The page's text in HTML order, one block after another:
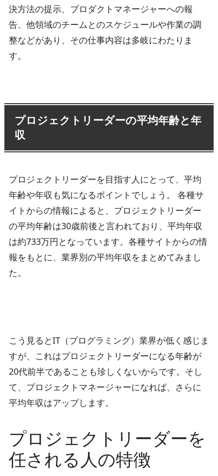
決方法の提示、プロダクトマネージャーへの報
告、他領域のチームとのスケジュールや作業の調
整などがあり、その仕事内容は多岐にわたりま
す。
プロジェクトリーダーの平均年齢と年
収
プロジェクトリーダーを目指す人にとって、平均
年齢や年収も気になるポイントでしょう。 各種サ
イトからの情報によると、プロジェクトリーダー
の平均年齢は30歳前後と言われており、平均年収
は約733万円となっています。各種サイトからの情
報をもとに、業界別の平均年収をまとめてみまし
た。
こう見るとIT（プログラミング）業界が低く感じま
すが、これはプロジェクトリーダーになる年齢が
20代前半であることも珍しくないからです。そし
て、プロジェクトマネージャーになれば、さらに
平均年収はアップします。
プロジェクトリーダーを
任される人の特徴